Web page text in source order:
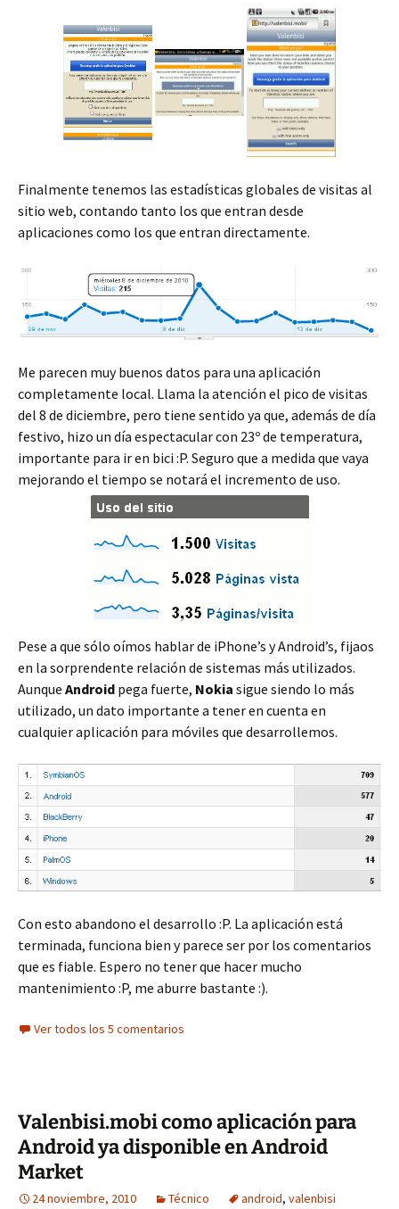
Finalmente tenemos las estadísticas globales de visitas al
sitio web, contando tanto los que entran desde
aplicaciones como los que entran directamente.
Me parecen muy buenos datos para una aplicación
completamente local. Llama la atención el pico de visitas
del 8 de diciembre, pero tiene sentido ya que, además de día
festivo, hizo un día espectacular con 23º de temperatura,
importante para ir en bici :P. Seguro que a medida que vaya
mejorando el tiempo se notará el incremento de uso.
Pese a que sólo oímos hablar de iPhone’s y Android’s, fijaos
en la sorprendente relación de sistemas más utilizados.
Aunque Android pega fuerte, Nokia sigue siendo lo más
utilizado, un dato importante a tener en cuenta en
cualquier aplicación para móviles que desarrollemos.
Con esto abandono el desarrollo :P. La aplicación está
terminada, funciona bien y parece ser por los comentarios
que es fiable. Espero no tener que hacer mucho
mantenimiento :P, me aburre bastante :).
Ver todos los 5 comentarios
Valenbisi.mobi como aplicación para
Android ya disponible en Android
Market
24 noviembre, 2010 Técnico android, valenbisi